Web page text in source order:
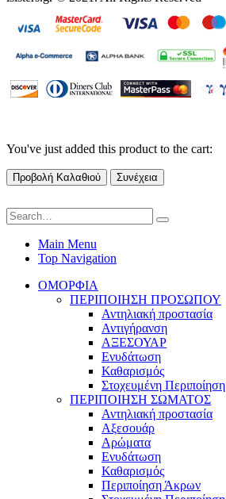
You've just added this product to the cart:
Προβολή Καλαθιού Συνέχεια
Main Menu
Top Navigation
ΟΜΟΡΦΙΑ
ΠΕΡΙΠΟΙΗΣΗ ΠΡΟΣΩΠΟΥ
Αντηλιακή προστασία
Αντιγήρανση
ΑΞΕΣΟΥΑΡ
Ενυδάτωση
Καθαρισμός
Στοχευμένη Περιποίηση
ΠΕΡΙΠΟΙΗΣΗ ΣΩΜΑΤΟΣ
Αντηλιακή προστασία
Αξεσουάρ
Αρώματα
Ενυδάτωση
Καθαρισμός
Περιποίηση Άκρων